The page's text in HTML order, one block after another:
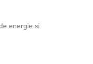
energie si